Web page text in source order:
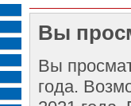
Вы
Вы
года.